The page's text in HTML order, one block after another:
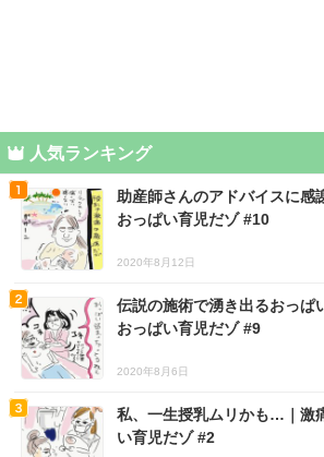
人気ランキング
助産師さんのアドバイスに感
おっぱい育児だゾ #10
2020年8月12日
伝説の施術で湧き出るおっぱ
おっぱい育児だゾ #9
2020年8月6日
私、一生授乳ムリかも…｜激
い育児だゾ #2